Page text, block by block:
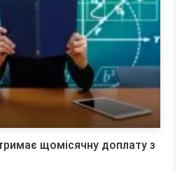
щомісячну доплату з